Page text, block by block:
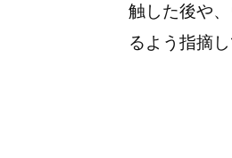
触した後や
るよう指摘し